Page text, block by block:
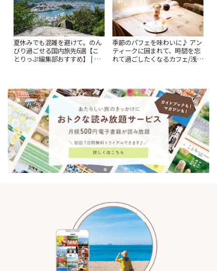
夏休みでも混雑を避けて。のん
びり過ごせる国内旅先6選【こ
とりっぷ編集部おすすめ】 | こ
季節のパフェを味わいに♪ アン
ティークに囲まれて、時間を忘
れて過ごしたくなるカフェ/浅草